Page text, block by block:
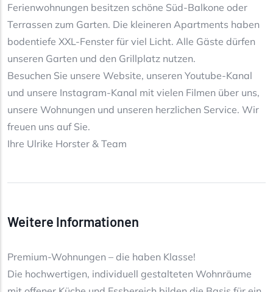
Ferienwohnungen besitzen schöne Süd-Balkone oder
Terrassen zum Garten. Die kleineren Apartments haben
bodentiefe XXL-Fenster für viel Licht. Alle Gäste dürfen
unseren Garten und den Grillplatz nutzen.
Besuchen Sie unsere Website, unseren Youtube-Kanal
und unsere Instagram-Kanal mit vielen Filmen über uns,
unsere Wohnungen und unseren herzlichen Service. Wir
freuen uns auf Sie.
Ihre Ulrike Horster & Team
Weitere Informationen
Premium-Wohnungen – die haben Klasse!
Die hochwertigen, individuell gestalteten Wohnräume